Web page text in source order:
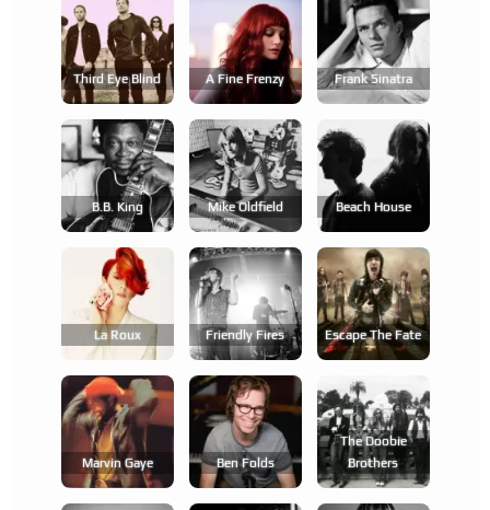
Third Eye Blind A Fine Frenzy Frank Sinatra
B.b. King Mike Oldfield Beach House
La Roux Friendly Fires Escape The Fate
Marvin Gaye Ben Folds
The Doobie
Brothers